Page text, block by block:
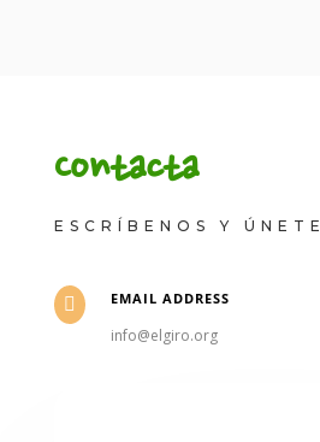
Contacta
ESCRÍBENOS Y ÚNETE
 EMAIL ADDRESS
info@elgiro.org